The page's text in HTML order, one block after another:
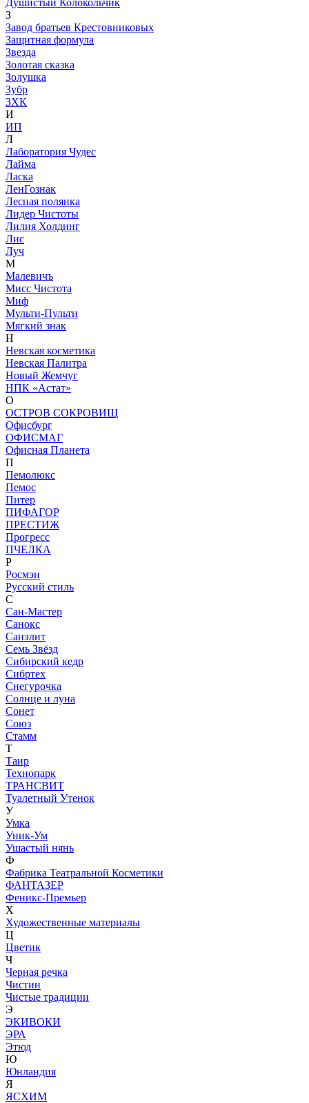
Душистый Колокольчик
З
Завод братьев Крестовниковых
Защитная формула
Звезда
Золотая сказка
Золушка
Зубр
ЗХК
И
ИП
Л
Лаборатория Чудес
Лайма
Ласка
ЛенГознак
Лесная полянка
Лидер Чистоты
Лилия Холдинг
Лис
Луч
М
Малевичъ
Мисс Чистота
Миф
Мульти-Пульти
Мягкий знак
Н
Невская косметика
Невская Палитра
Новый Жемчуг
НПК «Астат»
О
ОСТРОВ СОКРОВИЩ
Офисбург
ОФИСМАГ
Офисная Планета
П
Пемолюкс
Пемос
Питер
ПИФАГОР
ПРЕСТИЖ
Прогресс
ПЧЕЛКА
Р
Росмэн
Русский стиль
С
Сан-Мастер
Санокс
Санэлит
Семь Звёзд
Сибирский кедр
Сибртех
Снегурочка
Солнце и луна
Сонет
Союз
Стамм
Т
Таир
Технопарк
ТРАНСВИТ
Туалетный Утенок
У
Умка
Уник-Ум
Ушастый нянь
Ф
Фабрика Театральной Косметики
ФАНТАЗЕР
Феникс-Премьер
Х
Художественные материалы
Ц
Цветик
Ч
Черная речка
Чистин
Чистые традиции
Э
ЭКИВОКИ
ЭРА
Этюд
Ю
Юнландия
Я
ЯСХИМ